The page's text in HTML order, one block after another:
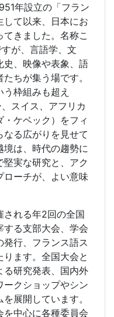
年設立の「フラン
して以来、日本にお
きました。名称こ
が、言語学、文
史、映像や表象、語
ちが集う場です。
枠組みも超え
スイス、アフリカ
ケベック）をフィ
る広がりを見せて
は、時代の趨勢に
実な研究と、アク
ーチが、よい意味
れる年2回の全国
する支部大会、学会
行、フランス語ス
ます。全国大会と
る研究発表、国内外
クショップやシン
展開しています。
を中心に各種委員会